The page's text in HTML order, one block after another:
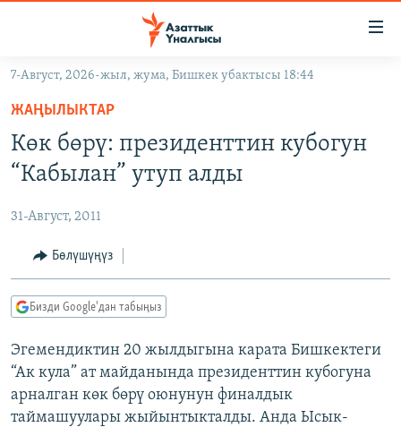
Навигацияга
өтүңүз
Издөөгө
салыңыз
КЫРГЫЗСТАН
КЫРГЫЗСТАН
ЭКОНОМИКА
МАДАНИЯТ
ДҮЙНӨ
БОРБОР АЗИЯ
АТАЙЫН ИЛИКТӨӨ
ТВ ПРОГРАММАЛАР
ЭКСПЕРТТЕР ТАЛДАЙТ
БИЗ ЖАНА ДҮЙНӨ
ДАНИСТЕ
ЭЖЕ-СИҢДИЛЕР
ӨЗГӨЧӨ ПИКИР
Русский
ОНЛАЙН ШЕРИНЕ
7-Август, 2026-жыл, жума, Бишкек убактысы 18:44
ЖАҢЫЛЫКТАР
Көк бөрү: президенттин кубогун
“Кабылан” утуп алды
31-Август, 2011
Бөлүшүңүз
Бизди Google'дан табыңыз
Эгемендиктин 20 жылдыгына карата Бишкектеги
“Ак кула” ат майданында президенттин кубогуна
арналган көк бөрү оюнунун финалдык
таймашуулары жыйынтыкталды. Анда Ысык-